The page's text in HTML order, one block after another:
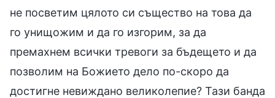
не посветим цялото си същество на това да
го унищожим и да го изгорим, за да
премахнем всички тревоги за бъдещето и да
позволим на Божието дело по-скоро да
достигне невиждано великолепие? Тази банда